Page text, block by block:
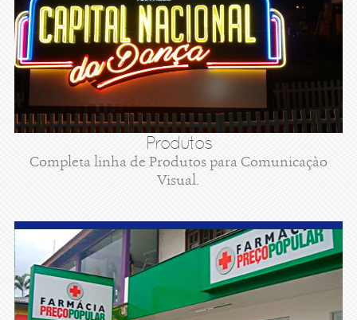
Produtos
Completa linha de Produtos para Comunicaçào
Visual.